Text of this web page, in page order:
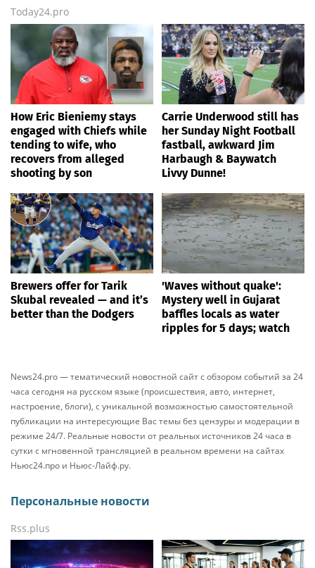
Today24.pro
How Eric Bieniemy stays
engaged with Chiefs while
tending to wife, who
recovers from alleged
shooting by son
Carrie Underwood still has
her Sunday Night Football
fastball, awkward Jim
Harbaugh & Baywatch
Livvy Dunne!
Brewers offer for Tarik
Skubal revealed — and it’s
better than the Dodgers
'Waves without quake':
Mystery well in Gujarat
baffles locals as water
ripples for 5 days; watch
News24.pro — тематический новостной сайт с обзором событий за 24
часа сегодня на русском языке (происшествия, авто, интернет,
настроение, блоги), с уникальной возможностью самостоятельной
публикации на интересующие Вас темы без цензуры и модерации в
режиме 24/7. Реальные новости от реальных источников 24 часа в
сутки с мгновенной трансляцией в реальном времени на сайтах
Ньюс24.про и Ньюс-Лайф.ру.
Персональные новости
Rss.plus